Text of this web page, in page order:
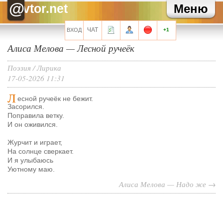
Меню
@vtor.net
Зайка
Как там твоя карьера?
Зайка
Хаммер, привет!
Хелла Черноушева
И трехведерная клизма для профилактики
Художнику тоже иногда нужен окулист...
Все сообщения мини-чата
Запомнить?
Регистрация
Забыли свой пароль?
ВХОД ЧАТ +1
Алиса Мелова — Лесной ручеёк
Поэзия /Лирика
17-05-2026 11:31
Лесной ручеёк не бежит.
Засорился.
Поправила ветку.
И он оживился.
Журчит и играет,
На солнце сверкает.
И я улыбаюсь
Уютному маю.
Алиса Мелова — Надо же →